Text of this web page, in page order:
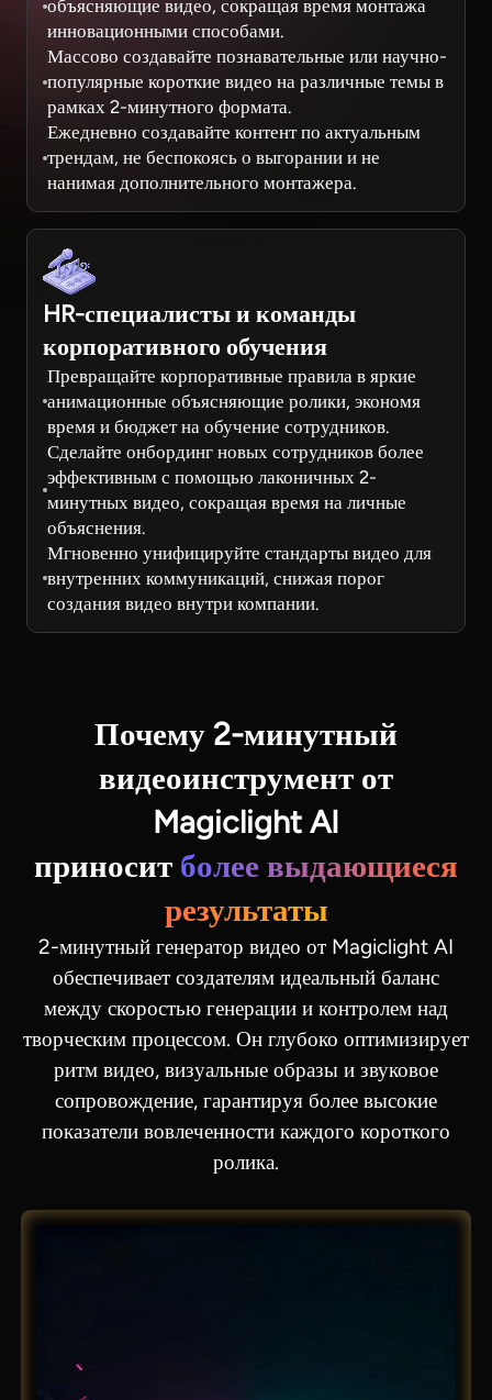
объясняющие видео, сокращая время монтажа
инновационными способами.
Массово создавайте познавательные или научно-
популярные короткие видео на различные темы в
рамках 2-минутного формата.
Ежедневно создавайте контент по актуальным
трендам, не беспокоясь о выгорании и не
нанимая дополнительного монтажера.
HR-специалисты и команды
корпоративного обучения
Превращайте корпоративные правила в яркие
анимационные объясняющие ролики, экономя
время и бюджет на обучение сотрудников.
Сделайте онбординг новых сотрудников более
эффективным с помощью лаконичных 2-
минутных видео, сокращая время на личные
объяснения.
Мгновенно унифицируйте стандарты видео для
внутренних коммуникаций, снижая порог
создания видео внутри компании.
Почему 2-минутный
видеоинструмент от
Magiclight AI
приносит более выдающиеся
результаты
2-минутный генератор видео от Magiclight AI
обеспечивает создателям идеальный баланс
между скоростью генерации и контролем над
творческим процессом. Он глубоко оптимизирует
ритм видео, визуальные образы и звуковое
сопровождение, гарантируя более высокие
показатели вовлеченности каждого короткого
ролика.